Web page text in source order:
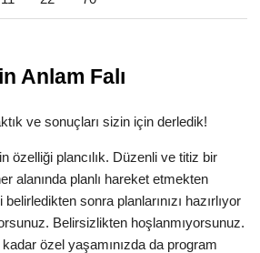
Anlam Falı
ve sonuçları sizin için derledik!
özelliği plancılık. Düzenli ve titiz bir
alanında planlı hareket etmekten
sonra planlarınızı hazırlıyor
Belirsizlikten hoşlanmıyorsunuz.
özel yaşamınızda da program